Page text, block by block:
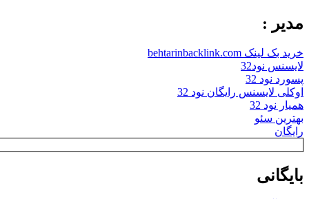
مدیر :
خرید بک لینک behtarinbacklink.com
لایسنس نود32
پسورد نود 32
اوکلی لایسنس رایگان نود 32
همیار نود 32
بهترین سئو
رایگان
بایگانی